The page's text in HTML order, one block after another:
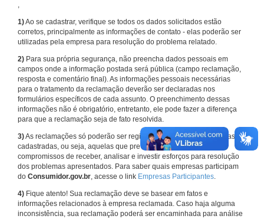
,
1)Ao se cadastrar, verifique se todos os dados solicitados estão
corretos, principalmente as informações de contato - elas poderão ser
utilizadas pela empresa para resolução do problema relatado.
2) Para sua própria segurança, não preencha dados pessoais em
campos onde a informação postada será pública (campo reclamação,
resposta e comentário final). As informações pessoais necessárias
para o tratamento da reclamação deverão ser declaradas nos
formulários específicos de cada assunto. O preenchimento dessas
informações não é obrigatório, entretanto, ele pode fazer a diferença
para que a reclamação seja de fato resolvida.
3)As reclamações só poderão ser registradas em face de empresas
cadastradas, ou seja, aquelas que previamente assumiram
compromissos de receber, analisar e investir esforços para resolução
dos problemas apresentados. Para saber quais empresas participam
do Consumidor.gov.br, acesse o link Empresas Participantes.
4) Fique atento! Sua reclamação deve se basear em fatos e
informações relacionados à empresa reclamada. Caso haja alguma
inconsistência, sua reclamação poderá ser encaminhada para análise